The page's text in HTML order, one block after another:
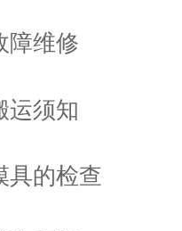
障维修
运须知
具的检查